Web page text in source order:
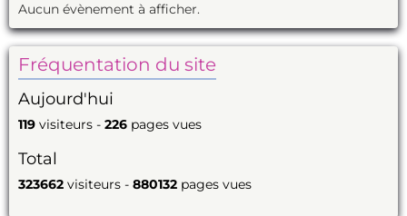
Aucun évènement à afficher.
Fréquentation du site
Aujourd'hui
119 visiteurs - 226 pages vues
Total
323662 visiteurs - 880132 pages vues